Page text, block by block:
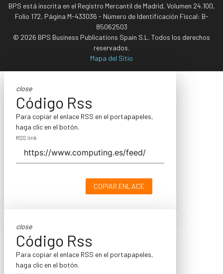
BPS está inscrita en el Registro Mercantil de Madrid, Volumen 24.100,
Folio 172, Página M-433036 - Número de Identificación Fiscal: B-
85062503
© 2026 BPS Business Publications Spain S.L. Todos los derechos
reservados.
Mapa del Sitio
close
Código Rss
Para copiar el enlace RSS en el portapapeles,
haga clic en el botón.
RSS link
COPIAR ENLACE
close
Código Rss
Para copiar el enlace RSS en el portapapeles,
haga clic en el botón.